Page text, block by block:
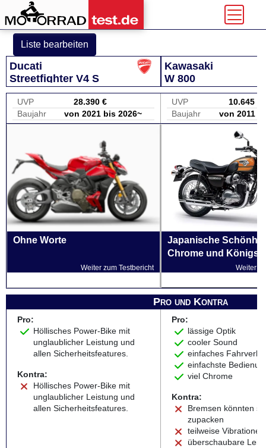
Liste bearbeiten
Ducati
Streetfighter V4 S
Kawasaki
W 800
UVP
28.390 €
Baujahr
von 2021 bis 2026~
UVP
10.645 €
Baujahr
von 2011
Ohne Worte
Weiter zum Testbericht
Japanische
Chrome und
Weiter
Pro und Kontra
Pro:
Höllisches Power-Bike mit
unglaublicher Leistung und
allen Sicherheitsfeatures.
Kontra:
Höllisches Power-Bike mit
unglaublicher Leistung und
allen Sicherheitsfeatures.
Pro:
lässige Optik
cooler Sound
einfaches
einfachste
viel Chrome
Kontra:
Bremsen könnten
zupacken
teilweise Vibrationen
überschaubare